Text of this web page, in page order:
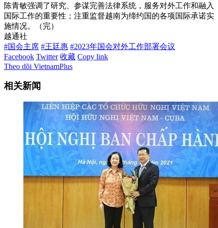
陈青敏强调了研究、参谋完善法律系统，服务对外工作和融入
国际工作的重要性；注重监督越南为缔约国的各项国际承诺实
施情况。（完）
越通社
#国会主席 #王廷惠 #2023年国会对外工作部署会议
Facebook Twitter 收藏 Copy link
Theo dõi VietnamPlus
相关新闻